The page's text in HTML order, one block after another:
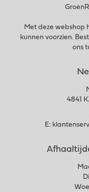
Met deze webshop
kunnen voorzien.
ons
4841
E: